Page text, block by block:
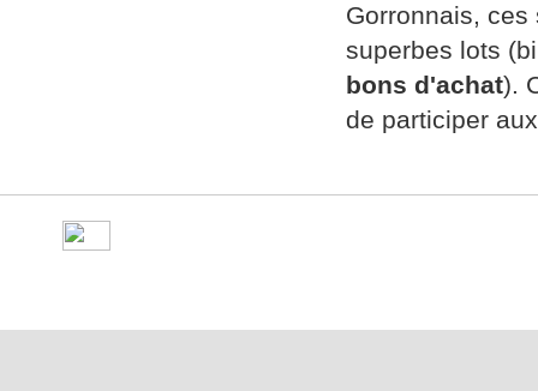
Gorronnais,
superbes lots
bons d'achat).
de participer